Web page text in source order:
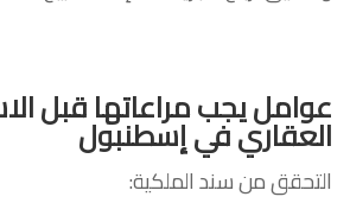
عوامل يجب مراعاتها قبل
العقاري في إسطنبول
التحقق من سند الملكية: